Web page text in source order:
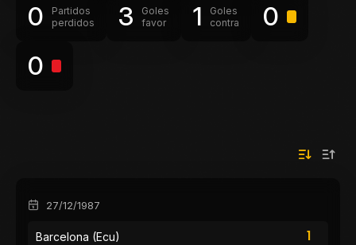
0
Partidos
perdidos
3
Goles
favor
1
Goles
contra
0
0
27/12/1987
Barcelona (Ecu)
1